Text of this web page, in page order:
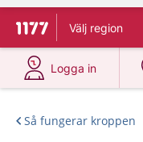
Till startsidan för 1177
Välj region
Logga in
på 1177.se
Så fungerar kroppen